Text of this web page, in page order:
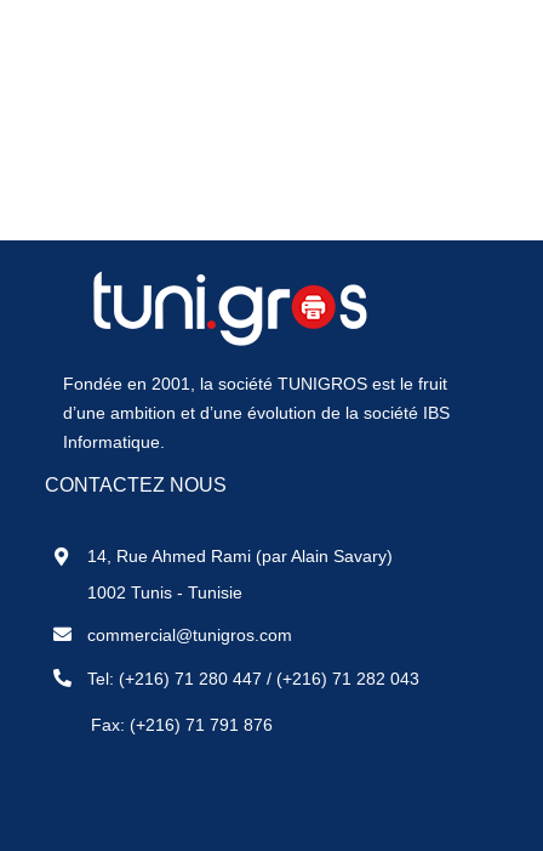
Fondée en 2001, la société TUNIGROS est le fruit
d’une ambition et d’une évolution de la société IBS
Informatique.
CONTACTEZ NOUS
14, Rue Ahmed Rami (par Alain Savary)
1002 Tunis - Tunisie
commercial@tunigros.com
Tel:(+216) 71 280 447 /(+216) 71 282 043
Fax: (+216) 71 791 876